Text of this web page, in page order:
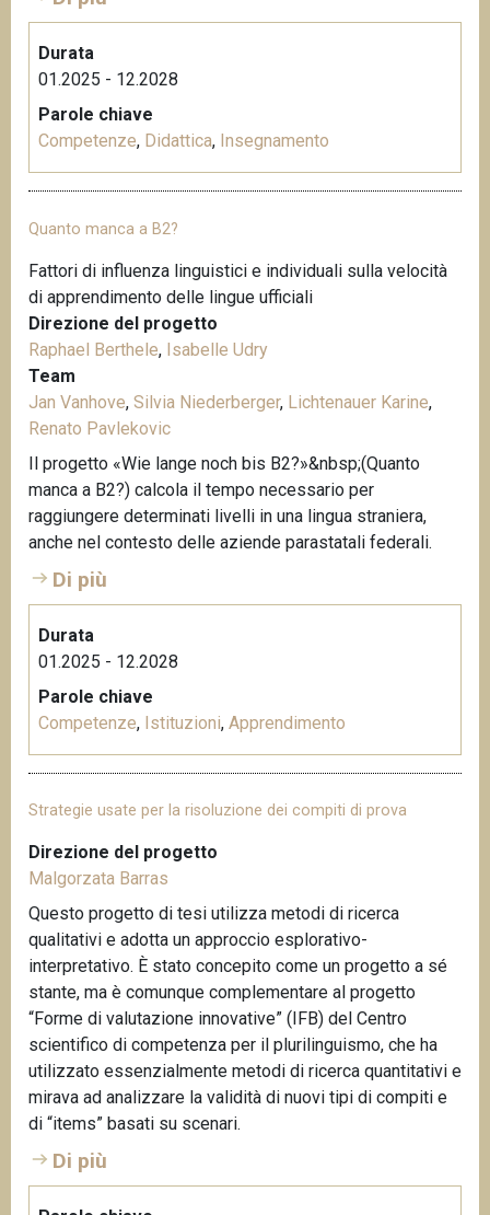
Durata
01.2025 - 12.2028
Parole chiave
Competenze, Didattica, Insegnamento
Quanto manca a B2?
Fattori di influenza linguistici e individuali sulla velocità
di apprendimento delle lingue ufficiali
Direzione del progetto
Raphael Berthele, Isabelle Udry
Team
Jan Vanhove, Silvia Niederberger, Lichtenauer Karine,
Renato Pavlekovic
Il progetto «Wie lange noch bis B2?»&nbsp;(Quanto
manca a B2?) calcola il tempo necessario per
raggiungere determinati livelli in una lingua straniera,
anche nel contesto delle aziende parastatali federali.
Di più
Durata
01.2025 - 12.2028
Parole chiave
Competenze, Istituzioni, Apprendimento
Strategie usate per la risoluzione dei compiti di prova
Direzione del progetto
Malgorzata Barras
Questo progetto di tesi utilizza metodi di ricerca
qualitativi e adotta un approccio esplorativo-
interpretativo. È stato concepito come un progetto a sé
stante, ma è comunque complementare al progetto
“Forme di valutazione innovative” (IFB) del Centro
scientifico di competenza per il plurilinguismo, che ha
utilizzato essenzialmente metodi di ricerca quantitativi e
mirava ad analizzare la validità di nuovi tipi di compiti e
di “items” basati su scenari.
Di più